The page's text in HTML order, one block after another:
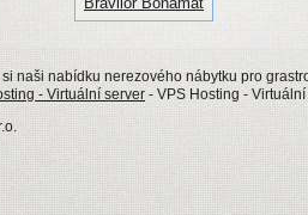
naši nabídku nerezového nábytku pro
- Virtuální server - VPS Hosting -